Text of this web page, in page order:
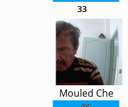
33
Mouled Che